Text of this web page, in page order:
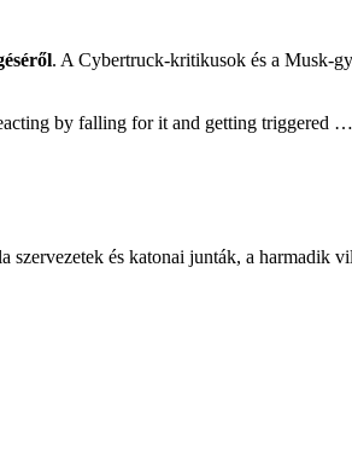
. A Cybertruck-kritikusok és a Musk-
by falling for it and getting triggered
és katonai junták, a harmadik